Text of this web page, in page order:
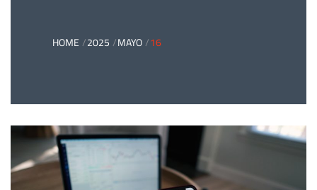
HOME 2025 MAYO 16